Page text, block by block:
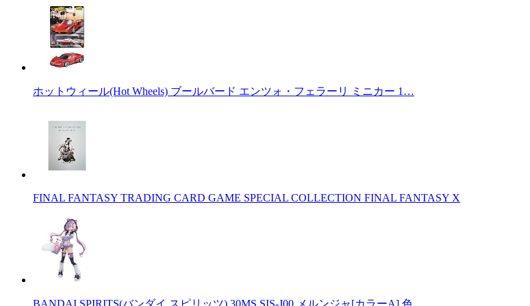
ホットウィール(Hot Wheels) ブールバード エンツォ・フェラーリ ミニカー 1…
FINAL FANTASY TRADING CARD GAME SPECIAL COLLECTION FINAL FANTASY X
BANDAI SPIRITS(バンダイ スピリッツ) 30MS SIS-J00 メルンジャ[カラーA] 色…